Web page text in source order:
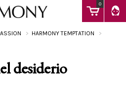
0
HARMONY TEMPTATION
desiderio